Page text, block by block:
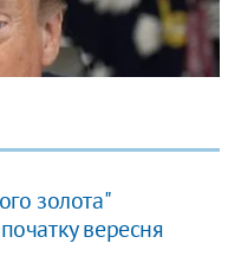
золота"
вересня